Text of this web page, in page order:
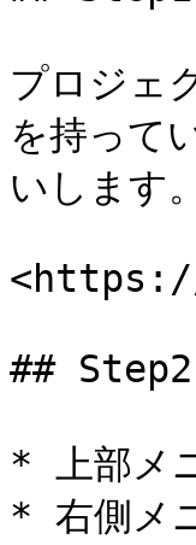
プロジェ
を持って
いします。
## Step2
* 上部メ
* 右側メ